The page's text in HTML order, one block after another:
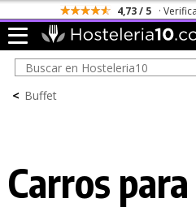
4,73 / 5 ·
< Buffet
Carros